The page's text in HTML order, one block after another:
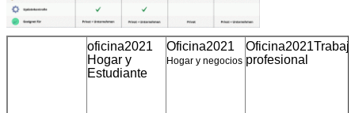
oficina2021
Hogar y
Estudiante
Oficina2021
Hogar y negocios
Oficina2021
profesional